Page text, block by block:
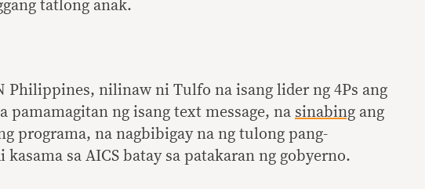
tatlong anak.
Philippines, nilinaw ni Tulfo na isang lider ng 4Ps ang
pamamagitan ng isang text message, na sinabing ang
programa, na nagbibigay na ng tulong pang-
kasama sa AICS batay sa patakaran ng gobyerno.